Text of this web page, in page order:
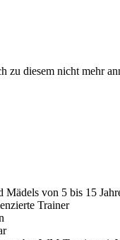
zu diesem nicht mehr
von 5 bis 15
Trainer